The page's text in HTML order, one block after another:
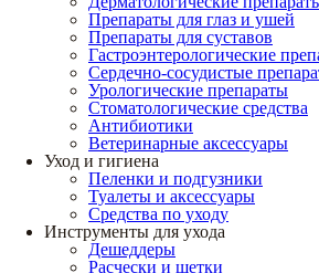
Препараты для глаз и ушей
Препараты для суставов
Гастроэнтерологические
Сердечно-сосудистые
Урологические препараты
Стоматологические средства
Антибиотики
Ветеринарные аксессуары
Уход и гигиена
Пеленки и подгузники
Туалеты и аксессуары
Средства по уходу
Инструменты для ухода
Дешеддеры
Расчески и щетки